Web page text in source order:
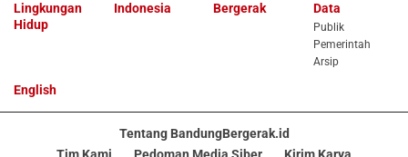
Lingkungan
Hidup
Indonesia Bergerak Data
Publik
Pemerintah
Arsip
English
Tentang BandungBergerak.id